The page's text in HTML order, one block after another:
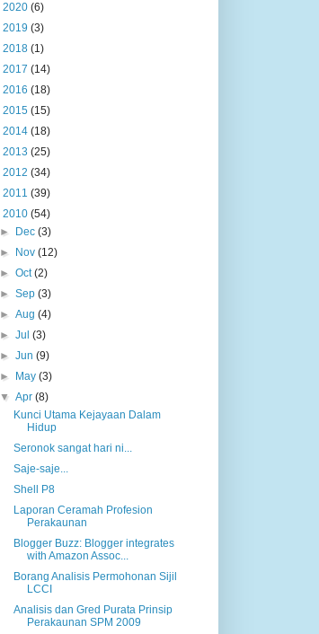
2020 (6)
2019 (3)
2018 (1)
2017 (14)
2016 (18)
2015 (15)
2014 (18)
2013 (25)
2012 (34)
2011 (39)
2010 (54)
►
Dec(3)
►
Nov(12)
►Oct(2)
►Sep(3)
►Aug(4)
►Jul(3)
►Jun(9)
►
May(3)
▼Apr(8)
Kunci Utama Kejayaan Dalam
Hidup
Seronok sangat hari ni...
Saje-saje...
Shell P8
Laporan Ceramah Profesion
Perakaunan
Blogger Buzz: Blogger integrates
with Amazon Assoc...
Borang Analisis Permohonan Sijil
LCCI
Analisis dan Gred Purata Prinsip
Perakaunan SPM 2009